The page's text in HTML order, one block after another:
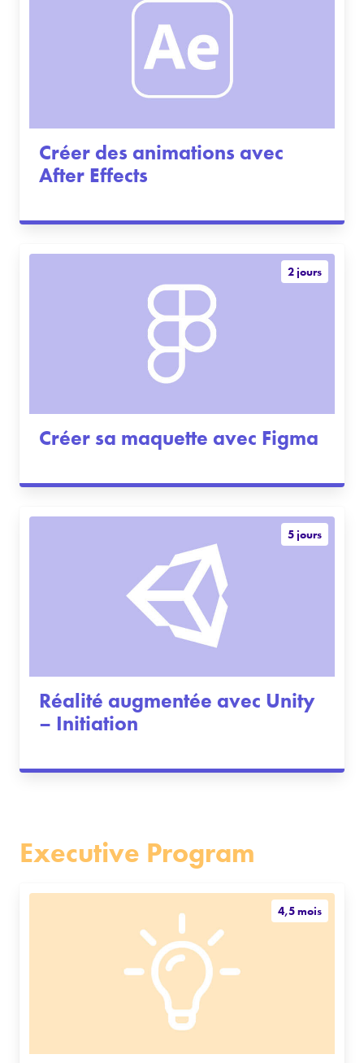
Créer des animations avec
After Effects
2 jours
Créer sa maquette avec Figma
5 jours
Réalité augmentée avec Unity
– Initiation
Executive Program
4,5 mois